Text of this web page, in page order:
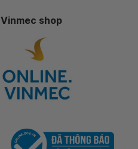
Vinmec shop